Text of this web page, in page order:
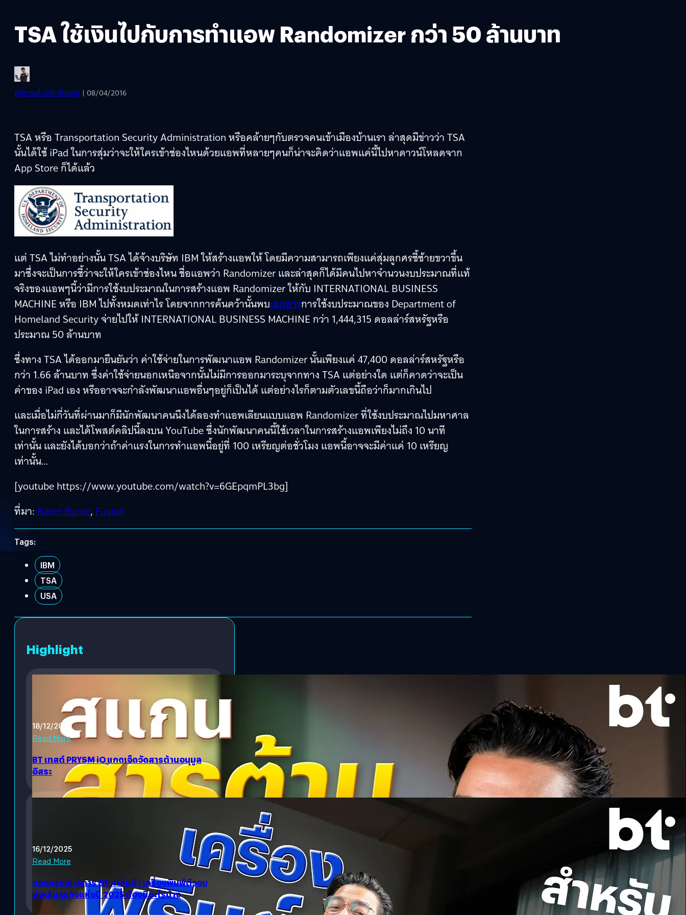
TSA ใช้เงินไปกับการทำแอพ Randomizer กว่า 50 ล้านบาท
ศุภกานต์ เหล่ารัตนกุล | 08/04/2016
TSA หรือ Transportation Security Administration หรือคล้ายๆกับตรวจคนเข้าเมืองบ้านเรา ล่าสุดมีข่าวว่า TSA
นั้นได้ใช้ iPad ในการสุ่มว่าจะให้ใครเข้าช่องไหนด้วยแอพที่หลายๆคนก็น่าจะคิดว่าแอพแค่นี้ไปหาดาวน์โหลดจาก
App Store ก็ได้แล้ว
แต่ TSA ไม่ทำอย่างนั้น TSA ได้จ้างบริษัท IBM ให้สร้างแอพให้ โดยมีความสามารถเพียงแค่สุ่มลูกศรชี้ซ้ายขวาขึ้น
มาซึ่งจะเป็นการชี้ว่าจะให้ใครเข้าช่องไหน ชื่อแอพว่า Randomizer และล่าสุดก็ได้มีคนไปหาจำนวนงบประมาณที่แท้
จริงของแอพๆนี้ว่ามีการใช้งบประมาณในการสร้างแอพ Randomizer ให้กับ INTERNATIONAL BUSINESS
MACHINE หรือ IBM ไปทั้งหมดเท่าไร โดยจากการค้นคว้านั้นพบเอกสารการใช้งบประมาณของ Department of
Homeland Security จ่ายไปให้ INTERNATIONAL BUSINESS MACHINE กว่า 1,444,315 ดอลล่าร์สหรัฐหรือ
ประมาณ 50 ล้านบาท
ซึ่งทาง TSA ได้ออกมายืนยันว่า ค่าใช้จ่ายในการพัฒนาแอพ Randomizer นั้นเพียงแค่ 47,400 ดอลล่าร์สหรัฐหรือ
กว่า 1.66 ล้านบาท ซึ่งค่าใช้จ่ายนอกเหนือจากนั้นไม่มีการออกมาระบุจากทาง TSA แต่อย่างใด แต่ก็คาดว่าจะเป็น
ค่าของ iPad เอง หรืออาจจะกำลังพัฒนาแอพอื่นๆอยู่ก็เป็นได้ แต่อย่างไรก็ตามตัวเลขนี้ถือว่าก็มากเกินไป
และเมื่อไม่กี่วันที่ผ่านมาก็มีนักพัฒนาคนนึงได้ลองทำแอพเลียนแบบแอพ Randomizer ที่ใช้งบประมาณไปมหาศาล
ในการสร้าง และได้โพสต์คลิปนี้ลงบน YouTube ซึ่งนักพัฒนาคนนี้ใช้เวลาในการสร้างแอพเพียงไม่ถึง 10 นาที
เท่านั้น และยังได้บอกว่าถ้าค่าแรงในการทำแอพนี้อยู่ที่ 100 เหรียญต่อชั่วโมง แอพนี้อาจจะมีค่าแค่ 10 เหรียญ
เท่านั้น…
[youtube https://www.youtube.com/watch?v=6GEpqmPL3bg]
ที่มา:Kevin Burke,Fusion
Tags:
IBM
TSA
USA
Highlight
18/12/2025
Read More
BT เทสต์ PRYSM iO แกดเจ็ดวัดสารต้านอนุมูล
อิสระ
16/12/2025
Read More
กองบรรณาธิการ BT การันตี ! เครื่องพิมพ์ตัวจบ
สำหรับธุรกิจแห่งปี 2025 ต้องมีอะไรบ้าง